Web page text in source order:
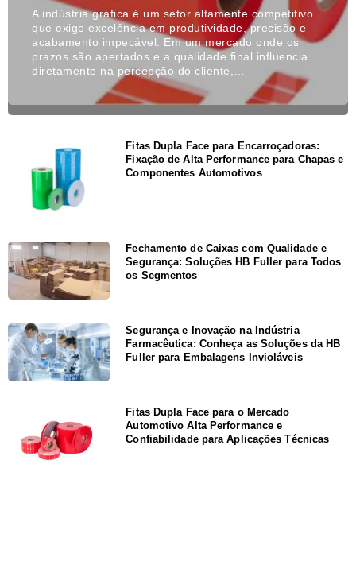
A indústria gráfica é um setor altamente competitivo
que exige excelência em produtividade, precisão e
acabamento impecável. Em um mercado onde os
prazos são apertados e a qualidade final influencia
diretamente na percepção do cliente,…
Fitas Dupla Face para Encarroçadoras:
Fixação de Alta Performance para Chapas e
Componentes Automotivos
Fechamento de Caixas com Qualidade e
Segurança: Soluções HB Fuller para Todos
os Segmentos
Segurança e Inovação na Indústria
Farmacêutica: Conheça as Soluções da HB
Fuller para Embalagens Invioláveis
Fitas Dupla Face para o Mercado
Automotivo Alta Performance e
Confiabilidade para Aplicações Técnicas